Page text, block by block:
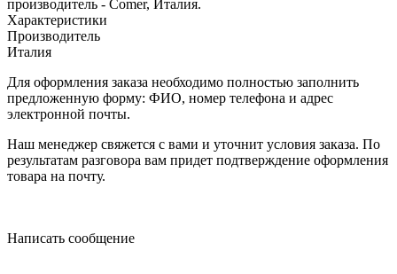
производитель - Comer, Италия.
Характеристики
Производитель
Италия
Для оформления заказа необходимо полностью заполнить
предложенную форму: ФИО, номер телефона и адрес
электронной почты.
Наш менеджер свяжется с вами и уточнит условия заказа. По
результатам разговора вам придет подтверждение оформления
товара на почту.
Написать сообщение